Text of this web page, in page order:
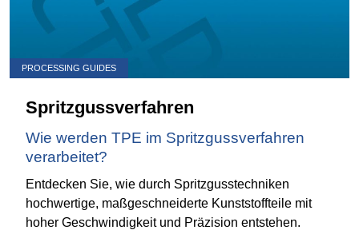
PROCESSING GUIDES
Spritzgussverfahren
Wie werden TPE im Spritzgussverfahren
verarbeitet?
Entdecken Sie, wie durch Spritzgusstechniken
hochwertige, maßgeschneiderte Kunststoffteile mit
hoher Geschwindigkeit und Präzision entstehen.